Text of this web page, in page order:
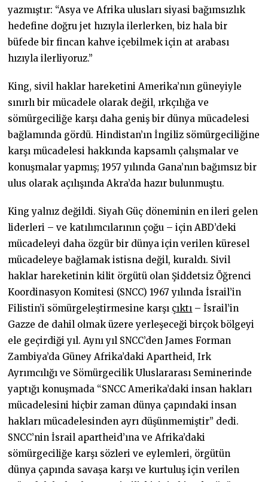
yazmıştır: “Asya ve Afrika ulusları siyasi bağımsızlık
hedefine doğru jet hızıyla ilerlerken, biz hala bir
büfede bir fincan kahve içebilmek için at arabası
hızıyla ilerliyoruz.”
King, sivil haklar hareketini Amerika’nın güneyiyle
sınırlı bir mücadele olarak değil, ırkçılığa ve
sömürgeciliğe karşı daha geniş bir dünya mücadelesi
bağlamında gördü. Hindistan’ın İngiliz sömürgeciliğine
karşı mücadelesi hakkında kapsamlı çalışmalar ve
konuşmalar yapmış; 1957 yılında Gana’nın bağımsız bir
ulus olarak açılışında Akra’da hazır bulunmuştu.
King yalnız değildi. Siyah Güç döneminin en ileri gelen
liderleri – ve katılımcılarının çoğu – için ABD’deki
mücadeleyi daha özgür bir dünya için verilen küresel
mücadeleye bağlamak istisna değil, kuraldı. Sivil
haklar hareketinin kilit örgütü olan Şiddetsiz Öğrenci
Koordinasyon Komitesi (SNCC) 1967 yılında İsrail’in
Filistin’i sömürgeleştirmesine karşı çıktı – İsrail’in
Gazze de dahil olmak üzere yerleşeceği birçok bölgeyi
ele geçirdiği yıl. Aynı yıl SNCC’den James Forman
Zambiya’da Güney Afrika’daki Apartheid, Irk
Ayrımcılığı ve Sömürgecilik Uluslararası Seminerinde
yaptığı konuşmada “SNCC Amerika’daki insan hakları
mücadelesini hiçbir zaman dünya çapındaki insan
hakları mücadelesinden ayrı düşünmemiştir” dedi.
SNCC’nin İsrail apartheid’ına ve Afrika’daki
sömürgeciliğe karşı sözleri ve eylemleri, örgütün
dünya çapında savaşa karşı ve kurtuluş için verilen